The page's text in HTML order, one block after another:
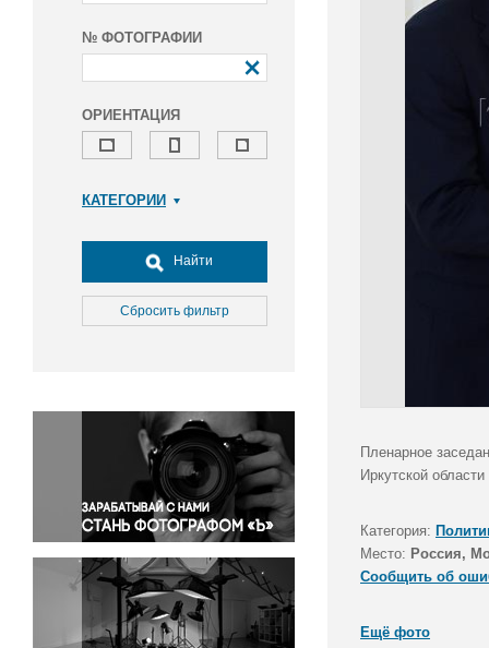
№ ФОТОГРАФИИ
ОРИЕНТАЦИЯ
КАТЕГОРИИ
Досуг, туризм и отдых
Культура
Медицина
Окружающая среда
Политика
Правосудие
Происшествия и конфликты
Религия
Светская жизнь
Спорт
Экология
Экономика и бизнес
Найти
Сбросить фильтр
Пленарное
Иркутской
Категория:
Место: Россия,
Сообщить об
Ещё фото